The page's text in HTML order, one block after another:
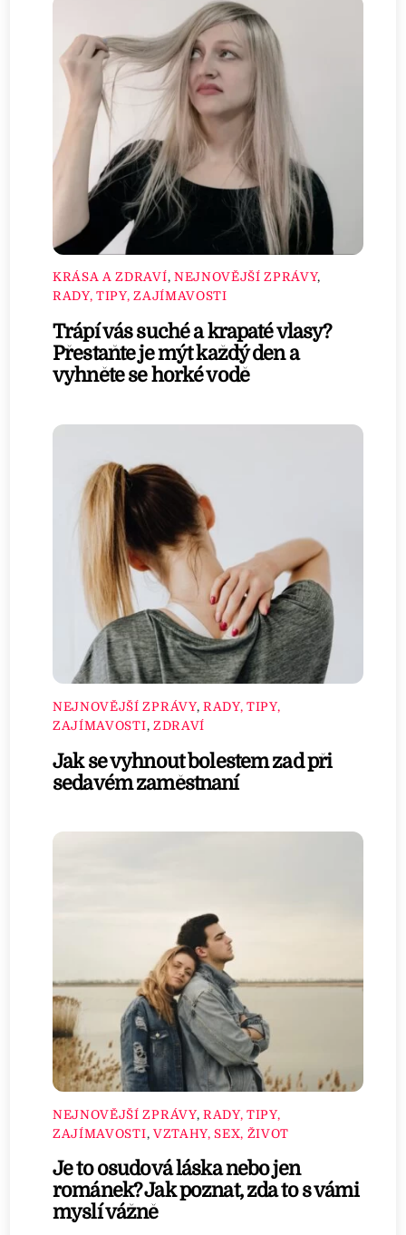
KRÁSA A ZDRAVÍ, NEJNOVĚJŠÍ ZPRÁVY,
RADY, TIPY, ZAJÍMAVOSTI
Trápí vás suché a krapaté vlasy?
Přestaňte je mýt každý den a
vyhněte se horké vodě
NEJNOVĚJŠÍ ZPRÁVY, RADY, TIPY,
ZAJÍMAVOSTI, ZDRAVÍ
Jak se vyhnout bolestem zad při
sedavém zaměstnaní
NEJNOVĚJŠÍ ZPRÁVY, RADY, TIPY,
ZAJÍMAVOSTI, VZTAHY, SEX, ŽIVOT
Je to osudová láska nebo jen
románek? Jak poznat, zda to s vámi
myslí vážně